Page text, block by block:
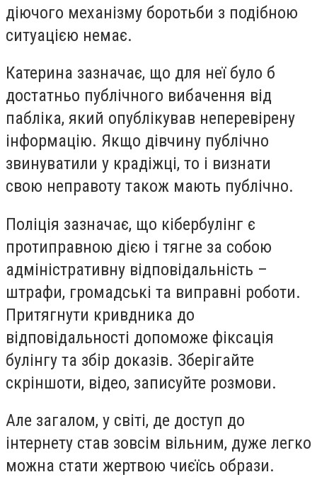
діючого механізму боротьби з подібною
ситуацією немає.
Катерина зазначає, що для неї було б
достатньо публічного вибачення від
пабліка, який опублікував неперевірену
інформацію. Якщо дівчину публічно
звинуватили у крадіжці, то і визнати
свою неправоту також мають публічно.
Поліція зазначає, що кібербулінг є
протиправною дією і тягне за собою
адміністративну відповідальність –
штрафи, громадські та виправні роботи.
Притягнути кривдника до
відповідальності допоможе фіксація
булінгу та збір доказів. Зберігайте
скріншоти, відео, записуйте розмови.
Але загалом, у світі, де доступ до
інтернету став зовсім вільним, дуже легко
можна стати жертвою чиєїсь образи.